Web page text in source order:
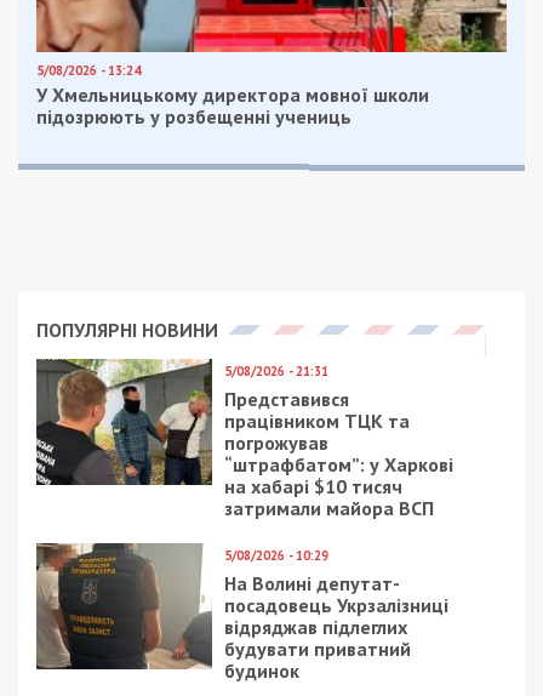
Приєднуйтесь також до 49000 в Google News. Слідкуйте
за останніми новинами!
Приєднатися
Предыдущая статья:
Оперативна інформація з комунального
фронту станом на 14:00
Следующая статья:
Оперативна інформація по роботі
комунальних служб Дніпра станом на
СУСПІЛЬСТВО